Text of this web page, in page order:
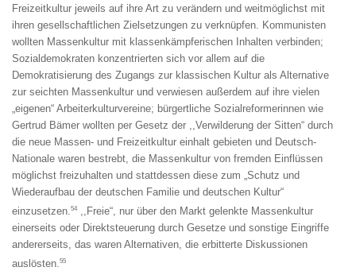
Freizeitkultur jeweils auf ihre Art zu verändern und weitmöglichst mit
ihren gesellschaftlichen Zielsetzungen zu verknüpfen. Kommunisten
wollten Massenkultur mit klassenkämpferischen Inhalten verbinden;
Sozialdemokraten konzentrierten sich vor allem auf die
Demokratisierung des Zugangs zur klassischen Kultur als Alternative
zur seichten Massenkultur und verwiesen außerdem auf ihre vielen
„eigenen“ Arbeiterkulturvereine; bürgertliche Sozialreformerinnen wie
Gertrud Bämer wollten per Gesetz der ,,Verwilderung der Sitten“ durch
die neue Massen- und Freizeitkultur einhalt gebieten und Deutsch-
Nationale waren bestrebt, die Massenkultur von fremden Einflüssen
möglichst freizuhalten und stattdessen diese zum „Schutz und
Wiederaufbau der deutschen Familie und deutschen Kultur“
einzusetzen.54 ,,Freie“, nur über den Markt gelenkte Massenkultur
einerseits oder Direktsteuerung durch Gesetze und sonstige Eingriffe
andererseits, das waren Alternativen, die erbitterte Diskussionen
auslösten.55